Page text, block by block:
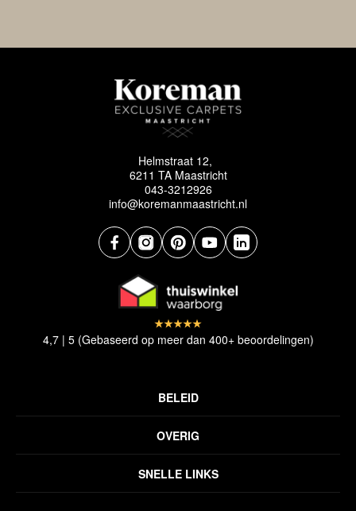
Helmstraat 12,
6211 TA Maastricht
043-3212926
info@koremanmaastricht.nl
SNELLE LINKS
OVERIG
Inspiratie
BELEID
Disclaimer
Verzendbeleid
4,7 | 5 (Gebaseerd op meer dan 400+ beoordelingen)